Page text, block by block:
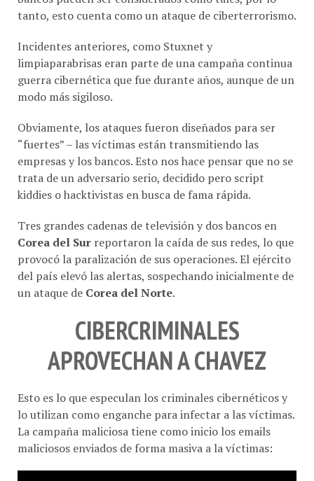
tanto, esto cuenta como un ataque de ciberterrorismo.
Incidentes anteriores, como Stuxnet y
limpiaparabrisas eran parte de una campaña continua
guerra cibernética que fue durante años, aunque de un
modo más sigiloso.
Obviamente, los ataques fueron diseñados para ser
“fuertes” – las víctimas están transmitiendo las
empresas y los bancos. Esto nos hace pensar que no se
trata de un adversario serio, decidido pero script
kiddies o hacktivistas en busca de fama rápida.
Tres grandes cadenas de televisión y dos bancos en
Corea del Sur reportaron la caída de sus redes, lo que
provocó la paralización de sus operaciones. El ejército
del país elevó las alertas, sospechando inicialmente de
un ataque de Corea del Norte
CIBERCRIMINALES
APROVECHAN A CHAVEZ
Esto es lo que especulan los criminales cibernéticos y
lo utilizan como enganche para infectar a las víctimas.
La campaña maliciosa tiene como inicio los emails
maliciosos enviados de forma masiva a la víctimas: